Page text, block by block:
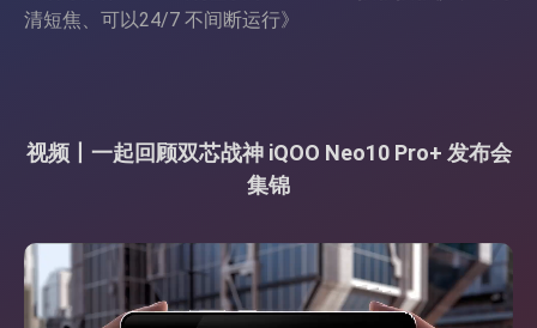
清短焦、可以24/7 不间断运行》
视频丨一起回顾双芯战神 iQOO Neo10 Pro+ 发布会
集锦
视
频
播